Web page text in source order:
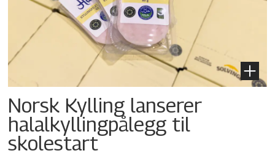
Norsk Kylling lanserer
halalkyllingpålegg til
skolestart